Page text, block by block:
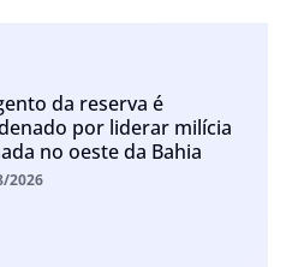
da reserva é
por liderar milícia
no oeste da Bahia
2026